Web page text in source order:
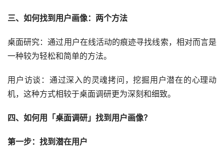
三、如何找到用户画像：两个方法
桌面研究：通过用户在线活动的痕迹寻找线索，相对而言是
一种较为轻松和简单的方法。
用户访谈：通过深入的灵魂拷问，挖掘用户潜在的心理动
机，这种方式相较于桌面调研更为深刻和细致。
四、如何用「桌面调研」找到用户画像？
第一步：找到潜在用户